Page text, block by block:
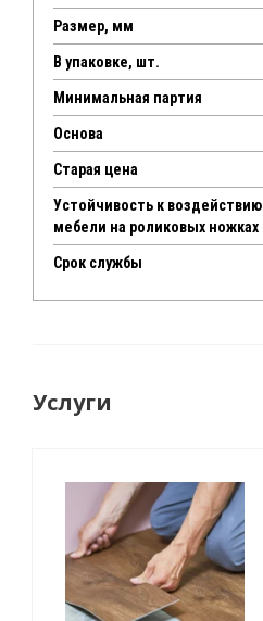
Размер, мм
В упаковке, шт.
Минимальная партия
Основа
Старая цена
Устойчивость к воздействию
мебели на роликовых ножках
Срок службы
Услуги